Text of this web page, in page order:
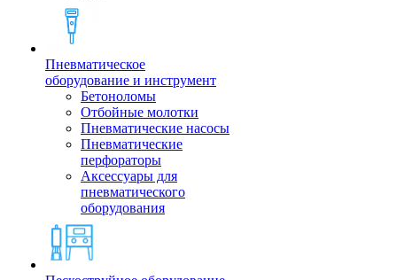
Пневматическое
оборудование и инструмент
Бетоноломы
Отбойные молотки
Пневматические насосы
Пневматические
перфораторы
Аксессуары для
пневматического
оборудования